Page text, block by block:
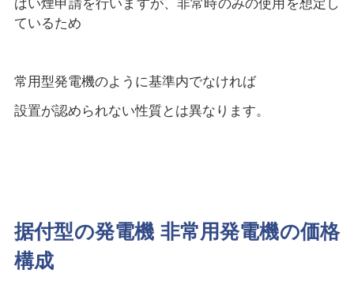
ばい煙申請を行いますが、非常時のみの使用を想定し
ているため
常用型発電機のように基準内でなければ
設置が認められない性質とは異なります。
据付型の発電機 非常用発電機の価格
構成